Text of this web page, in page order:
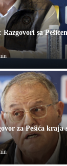
Razgovori sa
za Pešića kraja